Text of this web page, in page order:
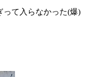
って入らなかった(爆)